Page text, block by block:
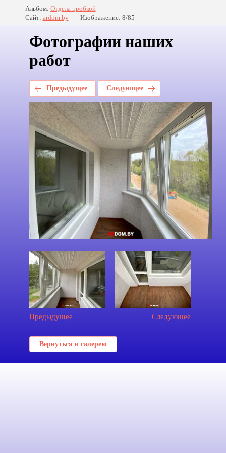
Альбом: Отдела пробкой
Сайт: ardom.by Изображение: 8/85
Фотографии наших
работ
Предыдущее Следующее
Предыдущее Следующее
Вернуться в галерею